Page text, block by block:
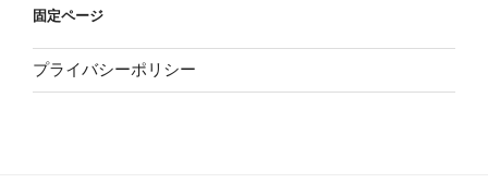
固定ページ
プライバシーポリシー